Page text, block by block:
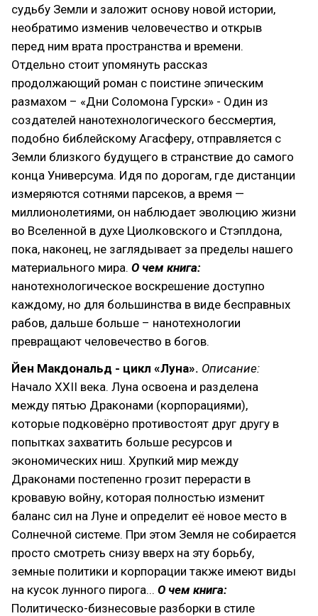
судьбу Земли и заложит основу новой истории,
необратимо изменив человечество и открыв
перед ним врата пространства и времени.
Отдельно стоит упомянуть рассказ
продолжающий роман с поистине эпическим
размахом – «Дни Соломона Гурски» - Один из
создателей нанотехнологического бессмертия,
подобно библейскому Агасферу, отправляется с
Земли близкого будущего в странствие до самого
конца Универсума. Идя по дорогам, где дистанции
измеряются сотнями парсеков, а время —
миллионолетиями, он наблюдает эволюцию жизни
во Вселенной в духе Циолковского и Стэплдона,
пока, наконец, не заглядывает за пределы нашего
материального мира. О чем книга:
нанотехнологическое воскрешение доступно
каждому, но для большинства в виде бесправных
рабов, дальше больше – нанотехнологии
превращают человечество в богов.
Йен Макдональд - цикл «Луна». Описание:
Начало XXII века. Луна освоена и разделена
между пятью Драконами (корпорациями),
которые подковёрно противостоят друг другу в
попытках захватить больше ресурсов и
экономических ниш. Хрупкий мир между
Драконами постепенно грозит перерасти в
кровавую войну, которая полностью изменит
баланс сил на Луне и определит её новое место в
Солнечной системе. При этом Земля не собирается
просто смотреть снизу вверх на эту борьбу,
земные политики и корпорации также имеют виды
на кусок лунного пирога... О чем книга:
Политическо-бизнесовые разборки в стиле